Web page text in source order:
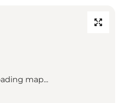
map...